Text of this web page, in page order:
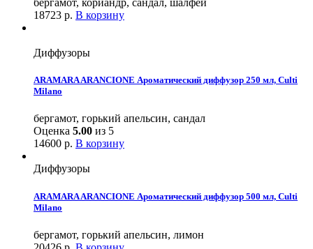
бергамот, кориандр, сандал, шалфей
18723 р. В корзину
Диффузоры
ARAMARA ARANCIONE Ароматический диффузор 250 мл, Culti
Milano
бергамот, горький апельсин, сандал
Оценка 5.00 из 5
14600 р. В корзину
Диффузоры
ARAMARA ARANCIONE Ароматический диффузор 500 мл, Culti
Milano
бергамот, горький апельсин, лимон